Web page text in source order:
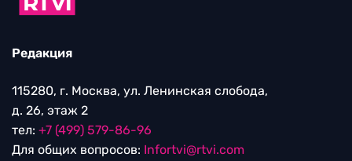
Редакция
115280, г. Москва, ул. Ленинская слобода,
д. 26, этаж 2
тел: +7 (499) 579-86-96
Для общих вопросов: Infortvi@rtvi.com